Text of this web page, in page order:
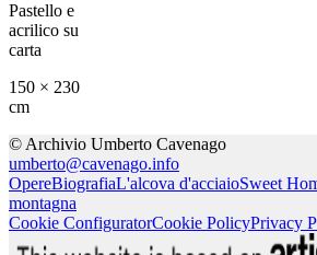
Pastello e
acrilico su
carta
150 × 230
cm
© Archivio Umberto Cavenago
umberto@cavenago.info
OpereBiografiaL'alcova d'acciaioSweet
montagna
Cookie ConfiguratorCookie PolicyPrivacy